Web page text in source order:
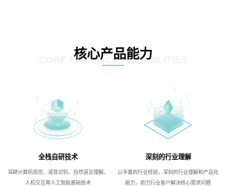
核心产品能力
CORE PRODUCT CAPABILITIES
全栈自研技术
深耕计算机视觉、语音识别、自然语言理解、
人机交互等人工智能基础技术
深刻的行业理解
以丰富的行业经验，深刻的行业理解和产品化
能力，助力行业客户解决核心需求问题